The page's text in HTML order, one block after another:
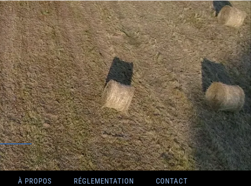
À PROPOS RÉGLEMENTATION CONTACT